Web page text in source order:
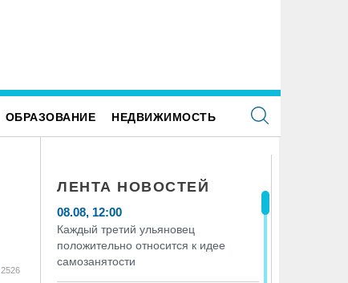
ОБРАЗОВАНИЕ НЕДВИЖИМОСТЬ
2526
ЛЕНТА НОВОСТЕЙ
08.08, 12:00
Каждый третий ульяновец
положительно относится к идее
самозанятости